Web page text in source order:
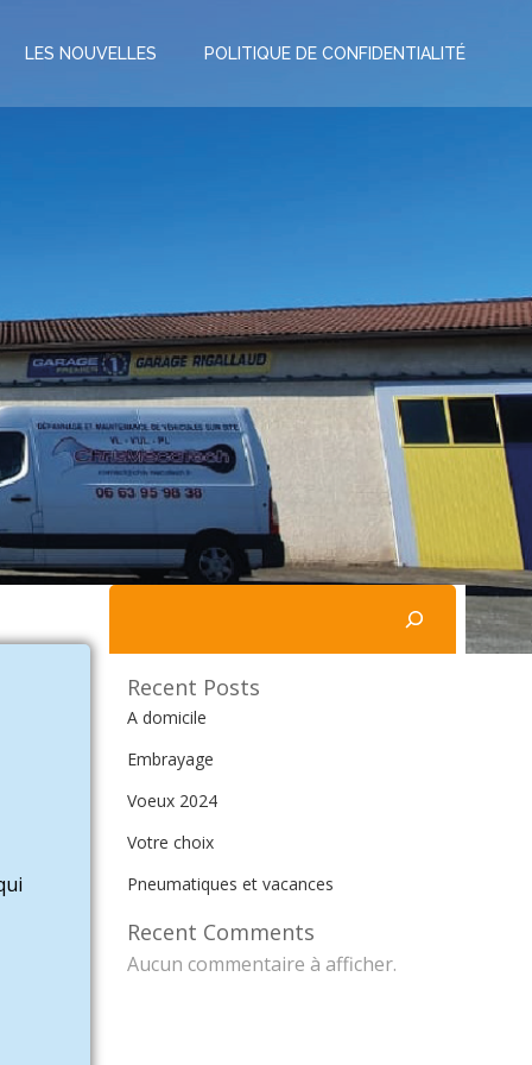
LES NOUVELLES POLITIQUE DE CONFIDENTIALITÉ
Rechercher
Recent Posts
A domicile
Embrayage
Voeux 2024
Votre choix
Pneumatiques et vacances
Recent Comments
Aucun commentaire à afficher.